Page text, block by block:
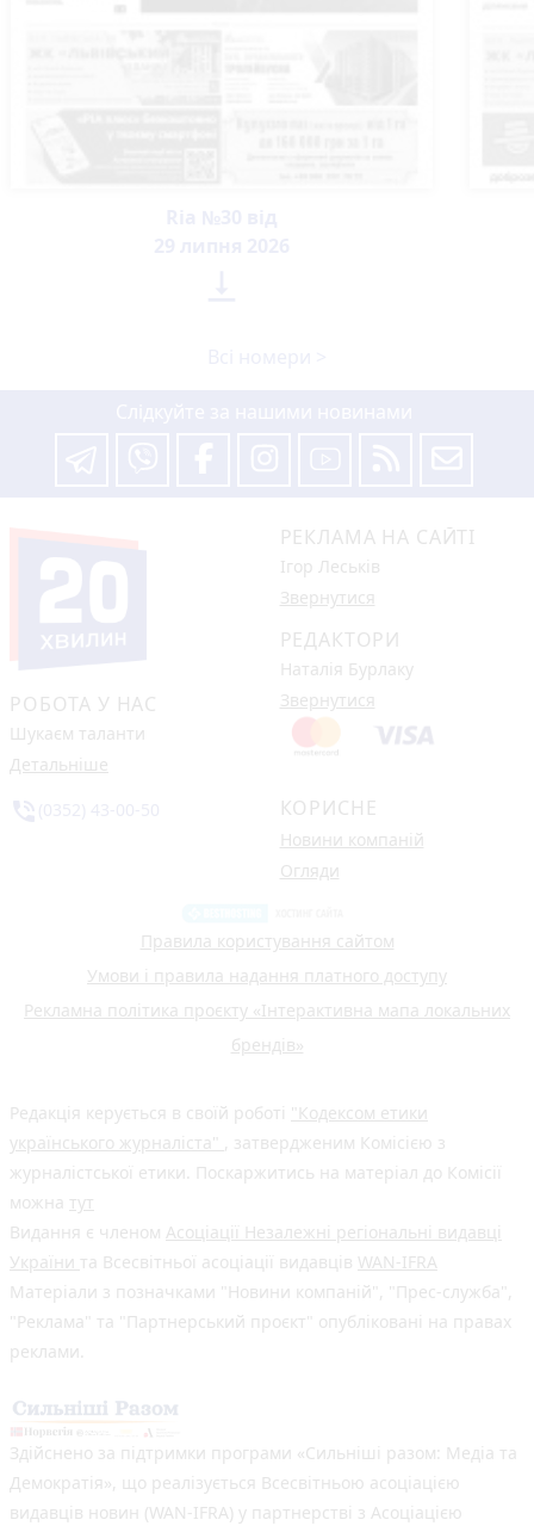
РОБОТА У НАС
Шукаєм таланти
Детальніше
РЕКЛАМА НА САЙТІ
Ігор Леськів
Звернутися
РЕДАКТОРИ
Наталія Бурлаку
Звернутися
КОРИСНЕ
Новини компаній
Огляди
Правила користування сайтом
Умови і правила надання платного доступу
Рекламна політика проєкту «Інтерактивна мапа локальних
брендів»
Редакція керується в своїй роботі "Кодексом етики
українського журналіста" , затвердженим Комісією з
журналістської етики. Поскаржитись на матеріал до Комісії
можна тут
Видання є членом Асоціації Незалежні регіональні видавці
України та Всесвітньої асоціації видавців WAN-IFRA
Матеріали з позначками "Новини компаній", "Прес-служба",
"Реклама" та "Партнерський проєкт" опубліковані на правах
реклами.
Здійснено за підтримки програми «Сильніші разом: Медіа та
Демократія», що реалізується Всесвітньою асоціацією
видавців новин (WAN-IFRA) у партнерстві з Асоціацією